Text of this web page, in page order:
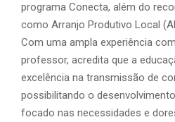
programa Conecta, além do
como Arranjo Produtivo Local
Com uma ampla experiência
professor, acredita que a
excelência na transmissão de
possibilitando o
focado nas necessidades e